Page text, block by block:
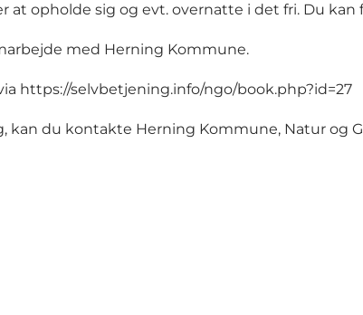
opholde sig og evt. overnatte i det fri. Du
med Herning Kommune.
https://selvbetjening.info/ngo/book.php?id=27
du kontakte Herning Kommune, Natur og